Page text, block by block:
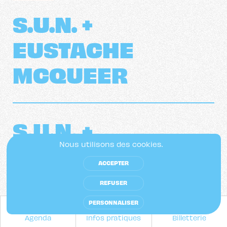
Agenda Infos pratiques Billetterie
S.U.N. +
EUSTACHE
MCQUEER
S.U.N. +
EUSTACHE
MCQUEER
Deux sets, deux ambiances : il n’en faut
Nous utilisons des cookies.
PERSONNALISER
REFUSER
ACCEPTER